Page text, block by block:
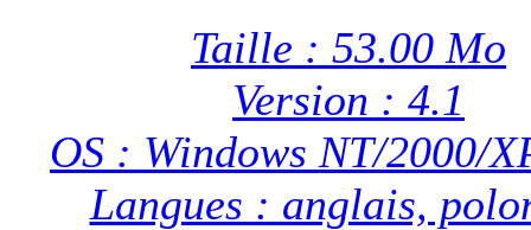
Taille : 53.00 Mo
Version : 4.1
OS : Windows NT/2000/
Langues : anglais,